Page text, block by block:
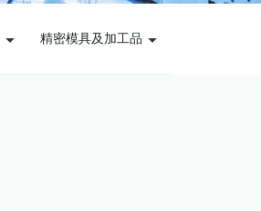
精密模具及加工品